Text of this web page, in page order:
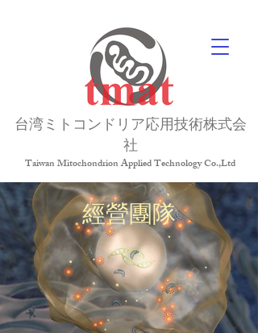
台湾ミトコンドリア応用技術株式会
社
Taiwan Mitochondrion Applied Technology Co.,Ltd
經營團隊